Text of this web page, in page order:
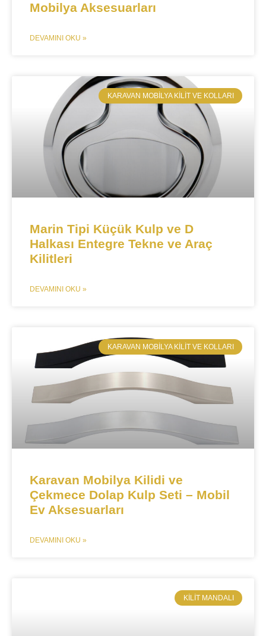
Mobilya Aksesuarları​​
DEVAMINI OKU »
​KARAVAN MOBILYA KILIT VE KOLLARI
Marin Tipi Küçük Kulp ve D
Halkası Entegre Tekne ve Araç
Kilitleri​
DEVAMINI OKU »
​KARAVAN MOBILYA KILIT VE KOLLARI
​​Karavan Mobilya Kilidi ve
Çekmece Dolap Kulp Seti – Mobil
Ev Aksesuarları​​
DEVAMINI OKU »
KILIT MANDALI​